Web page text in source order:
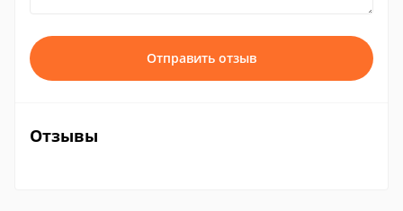
Отправить отзыв
Отзывы